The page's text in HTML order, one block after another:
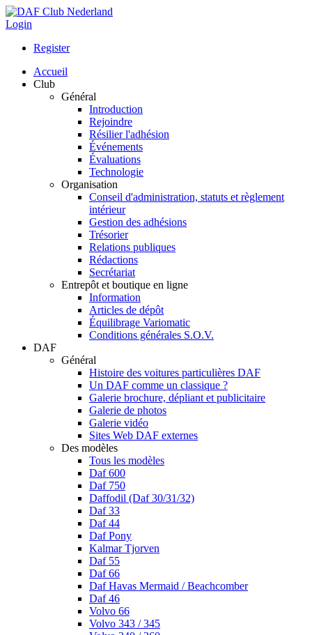
Login
Register
Accueil
Club
Général
Introduction
Rejoindre
Résilier l'adhésion
Événements
Évaluations
Technologie
Organisation
Conseil d'administration, statuts et règlement
intérieur
Gestion des adhésions
Trésorier
Relations publiques
Rédactions
Secrétariat
Entrepôt et boutique en ligne
Information
Articles de dépôt
Équilibrage Variomatic
Conditions générales S.O.V.
DAF
Général
Histoire des voitures particulières DAF
Un DAF comme un classique ?
Galerie brochure, dépliant et publicitaire
Galerie de photos
Galerie vidéo
Sites Web DAF externes
Des modèles
Tous les modèles
Daf 600
Daf 750
Daffodil (Daf 30/31/32)
Daf 33
Daf 44
Daf Pony
Kalmar Tjorven
Daf 55
Daf 66
Daf Havas Mermaid / Beachcomber
Daf 46
Volvo 66
Volvo 343 / 345